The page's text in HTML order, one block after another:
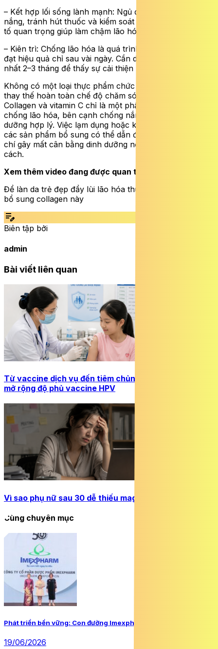
– Kết hợp lối sống lành mạnh: Ngủ đủ giấc, hạn chế ánh
nắng, tránh hút thuốc và kiểm soát stress là những yếu
tố quan trọng giúp làm chậm lão hóa da.
– Kiên trì: Chống lão hóa là quá trình lâu dài, không thể
đạt hiệu quả chỉ sau vài ngày. Cần duy trì đều đặn ít
nhất 2–3 tháng để thấy sự cải thiện rõ rệt.
Không có một loại thực phẩm chức năng nào có thể
thay thế hoàn toàn chế độ chăm sóc da toàn diện.
Collagen và vitamin C chỉ là một phần trong chiến lược
chống lão hóa, bên cạnh chống nắng, dưỡng da và dinh
dưỡng hợp lý. Việc lạm dụng hoặc kỳ vọng quá mức vào
các sản phẩm bổ sung có thể dẫn đến thất vọng, thậm
chí gây mất cân bằng dinh dưỡng nếu dùng không đúng
cách.
Xem thêm video đang được quan tâm:
Để làn da trẻ đẹp đẩy lùi lão hóa thực hiện ngay 5 cách
bổ sung collagen này
edit_note
Biên tập bởi
admin
Bài viết liên quan
Từ vaccine dịch vụ đến tiêm chủng quốc gia: Cơ hội
mở rộng độ phủ vaccine HPV
Vì sao phụ nữ sau 30 dễ thiếu magie hơn?
Cùng chuyên mục
Phát triển bền vững: Con đường Imexpharm đã chọn
19/06/2026